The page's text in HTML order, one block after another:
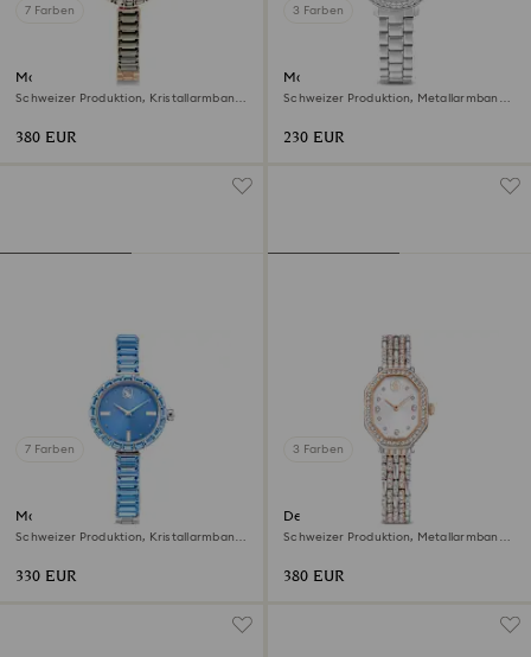
7 Farben
Matrix bangle Uhr
Schweizer Produktion, Kristallarmband,
380 EUR
3 Farben
Matrix 3-link Uhr
Schweizer Produktion, Metallarmband,
230 EUR
7 Farben
Matrix bangle Uhr
Schweizer Produktion, Kristallarmband,
330 EUR
3 Farben
Dextera octagon Uhr
Schweizer Produktion, Metallarmband,
380 EUR